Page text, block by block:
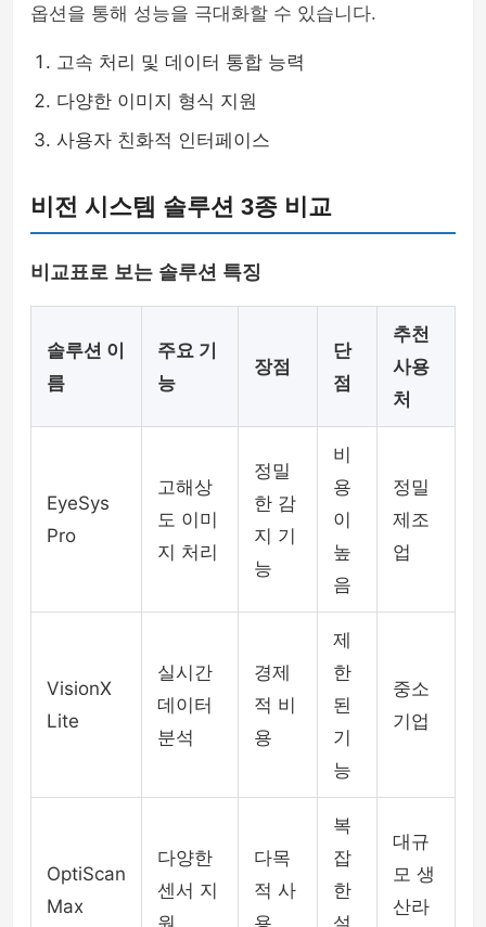
옵션을 통해 성능을 극대화할 수 있습니다.
고속 처리 및 데이터 통합 능력
다양한 이미지 형식 지원
사용자 친화적 인터페이스
비전 시스템 솔루션 3종 비교
비교표로 보는 솔루션 특징
솔루션 이
름
주요 기
능
장점
단
점
추천
사용
처
EyeSys
Pro
고해상
도 이미
지 처리
정밀
한 감
지 기
능
비
용
이
높
음
정밀
제조
업
VisionX
Lite
실시간
데이터
분석
경제
적 비
용
제
한
된
기
능
중소
기업
OptiScan
Max
다양한
센서 지
원
다목
적 사
용
복
잡
한
설
대규
모 생
산라